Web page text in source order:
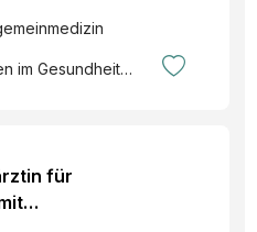
Gesundheitsbereich
für